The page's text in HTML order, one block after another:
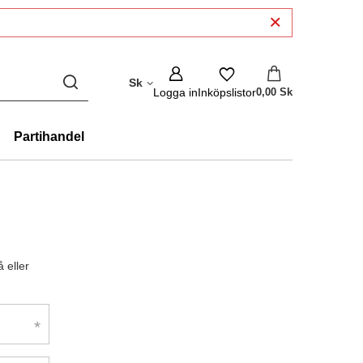
Sk
Logga inInköpslistor0,00 Sk
Partihandel
eller